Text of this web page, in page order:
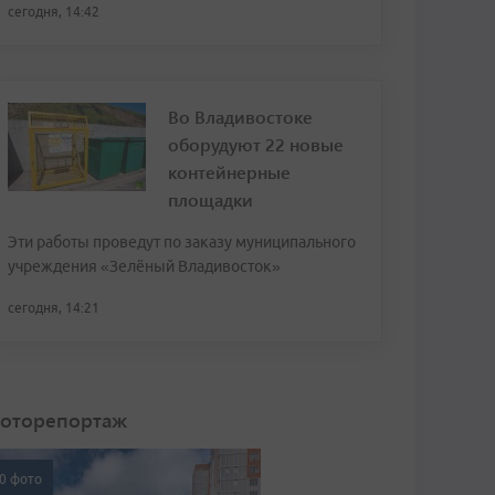
сегодня, 14:42
Во Владивостоке
оборудуют 22 новые
контейнерные
площадки
Эти работы проведут по заказу муниципального
учреждения «Зелёный Владивосток»
сегодня, 14:21
фото